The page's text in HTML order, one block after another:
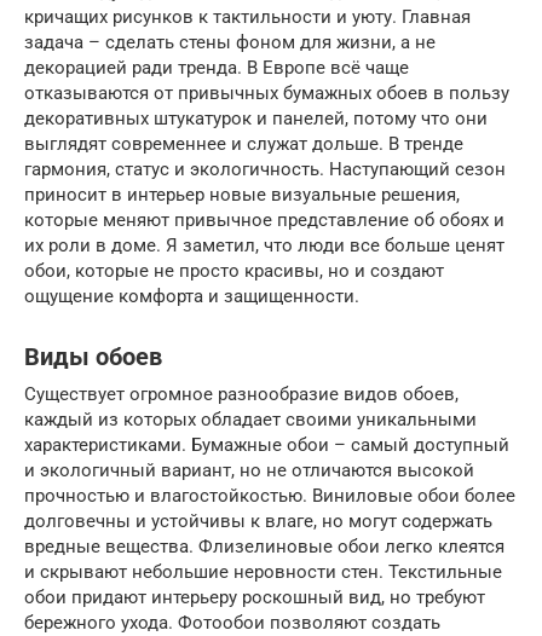
кричащих рисунков к тактильности и уюту. Главная
задача – сделать стены фоном для жизни, а не
декорацией ради тренда. В Европе всё чаще
отказываются от привычных бумажных обоев в пользу
декоративных штукатурок и панелей, потому что они
выглядят современнее и служат дольше. В тренде
гармония, статус и экологичность. Наступающий сезон
приносит в интерьер новые визуальные решения,
которые меняют привычное представление об обоях и
их роли в доме. Я заметил, что люди все больше ценят
обои, которые не просто красивы, но и создают
ощущение комфорта и защищенности.
Виды обоев
Существует огромное разнообразие видов обоев,
каждый из которых обладает своими уникальными
характеристиками. Бумажные обои – самый доступный
и экологичный вариант, но не отличаются высокой
прочностью и влагостойкостью. Виниловые обои более
долговечны и устойчивы к влаге, но могут содержать
вредные вещества. Флизелиновые обои легко клеятся
и скрывают небольшие неровности стен. Текстильные
обои придают интерьеру роскошный вид, но требуют
бережного ухода. Фотообои позволяют создать